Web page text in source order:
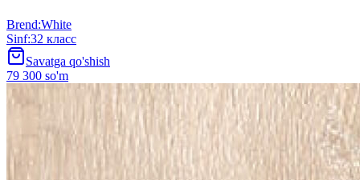
Brend:White
Sinf:32 класс
Savatga qo'shish
79 300 so'm